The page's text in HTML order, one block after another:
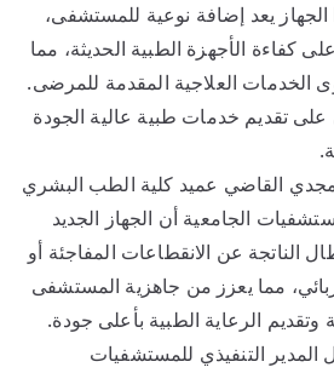
الجهاز يعد إضافة نوعية للمستشفى،
الأجهزة الطبية الحديثة، مما
الخدمات العلاجية المقدمة للمرضى.
تقديم خدمات طبية عالية الجودة
مجدي القاضي عميد كلية الطب البشري
الجامعية أن الجهاز الجديد
الناتجة عن الانقطاعات المفاجئة أو
مما يعزز من جاهزية المستشفى
وتقديم الرعاية الطبية بأعلى جودة.
المدير التنفيذي للمستشفيات